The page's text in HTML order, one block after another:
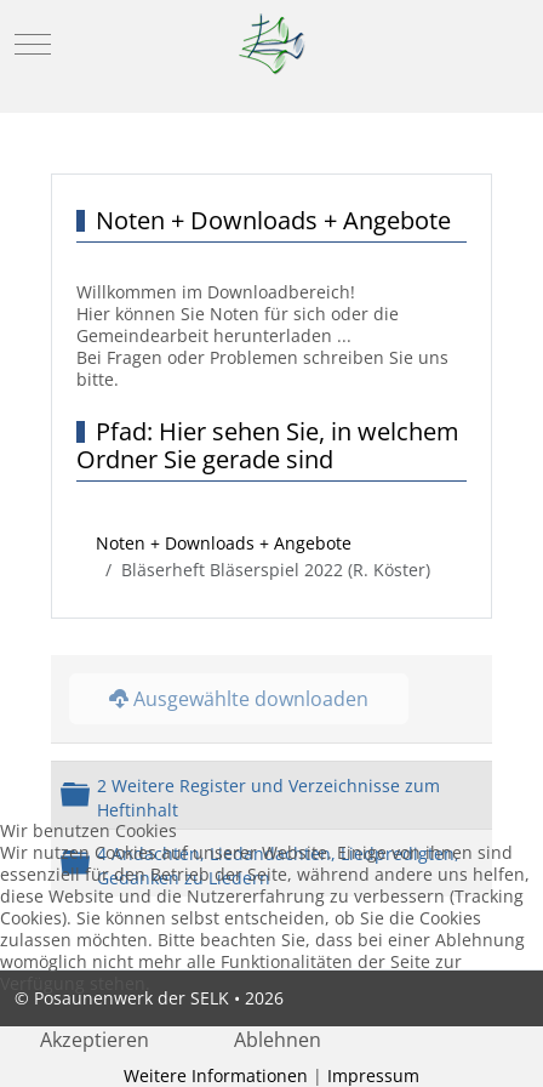
Mobile Menu Toggle
Noten + Downloads + Angebote
Willkommen im Downloadbereich!
Hier können Sie Noten für sich oder die
Gemeindearbeit herunterladen ...
Bei Fragen oder Problemen schreiben Sie uns
bitte.
Pfad: Hier sehen Sie, in welchem
Ordner Sie gerade sind
Noten + Downloads + Angebote
Bläserheft Bläserspiel 2022 (R. Köster)
Ausgewählte downloaden
Ordner
2 Weitere Register und Verzeichnisse zum
Heftinhalt
Ordner
4 Andachten, Liedandachten, Liedpredigten,
Gedanken zu Liedern
© Posaunenwerk der SELK • 2026
Wir benutzen Cookies
Wir nutzen Cookies auf unserer Website. Einige von ihnen sind
essenziell für den Betrieb der Seite, während andere uns helfen,
diese Website und die Nutzererfahrung zu verbessern (Tracking
Cookies). Sie können selbst entscheiden, ob Sie die Cookies
zulassen möchten. Bitte beachten Sie, dass bei einer Ablehnung
womöglich nicht mehr alle Funktionalitäten der Seite zur
Akzeptieren Ablehnen
Weitere Informationen | Impressum